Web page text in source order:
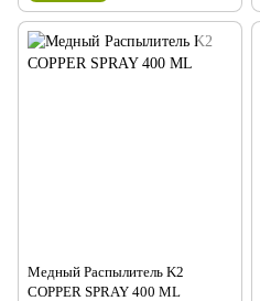
Медный Распылитель K2
COPPER SPRAY 400 ML